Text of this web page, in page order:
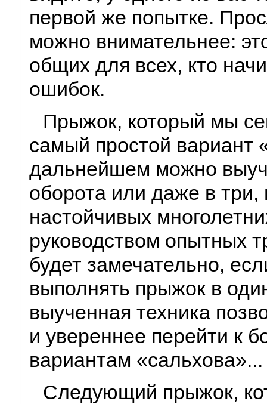
первой же попытке.
можно внимательнее:
общих для всех, кто
ошибок.
Прыжок, который мы
самый простой вариант
дальнейшем можно
оборота или даже в три,
настойчивых
руководством опытных
будет замечательно,
выполнять прыжок в
выученная техника
и увереннее перейти к
вариантам «сальхова»...
Следующий прыжок,